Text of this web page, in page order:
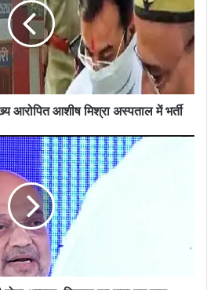
आरोपित आशीष मिश्रा अस्पताल में भर्ती